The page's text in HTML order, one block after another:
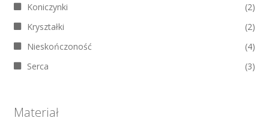
Koniczynki
(2)
Kryształki
(2)
Nieskończoność
(4)
Serca
(3)
Materiał